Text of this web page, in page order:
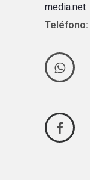
media.net
Teléfono: